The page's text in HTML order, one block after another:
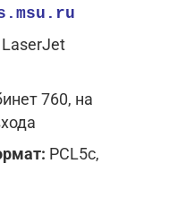
LaserJet
760, на
PCL5c,